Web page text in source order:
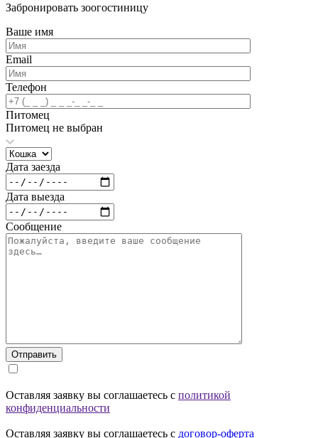
Забронировать зоогостиницу
Ваше имя
Email
Телефон
Питомец
Питомец не выбран
Дата заезда
Дата выезда
Сообщение
Отправить
Оставляя заявку вы соглашаетесь с политикой
конфиденциальности
Оставляя заявку вы соглашаетесь с договор-оферта